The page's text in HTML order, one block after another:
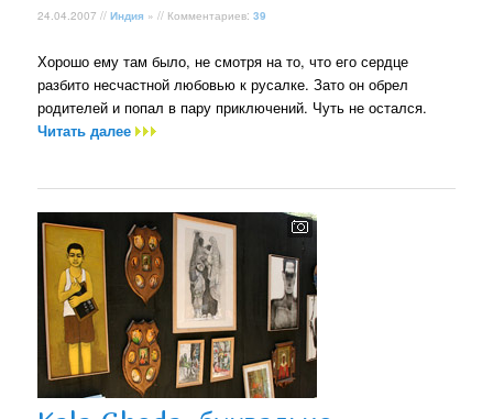
24.04.2007 //Индия » // Комментариев:39
Хорошо ему там было, не смотря на то, что его сердце
разбито несчастной любовью к русалке. Зато он обрел
родителей и попал в пару приключений. Чуть не остался.
Читать далее